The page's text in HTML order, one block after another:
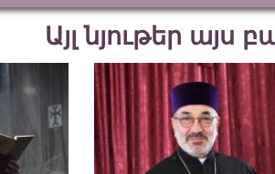
Այլ նյութեր այս